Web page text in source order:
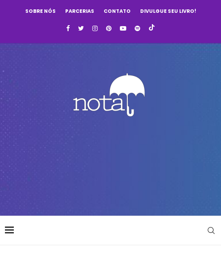
SOBRE NÓS PARCERIAS CONTATO DIVULGUE SEU LIVRO!